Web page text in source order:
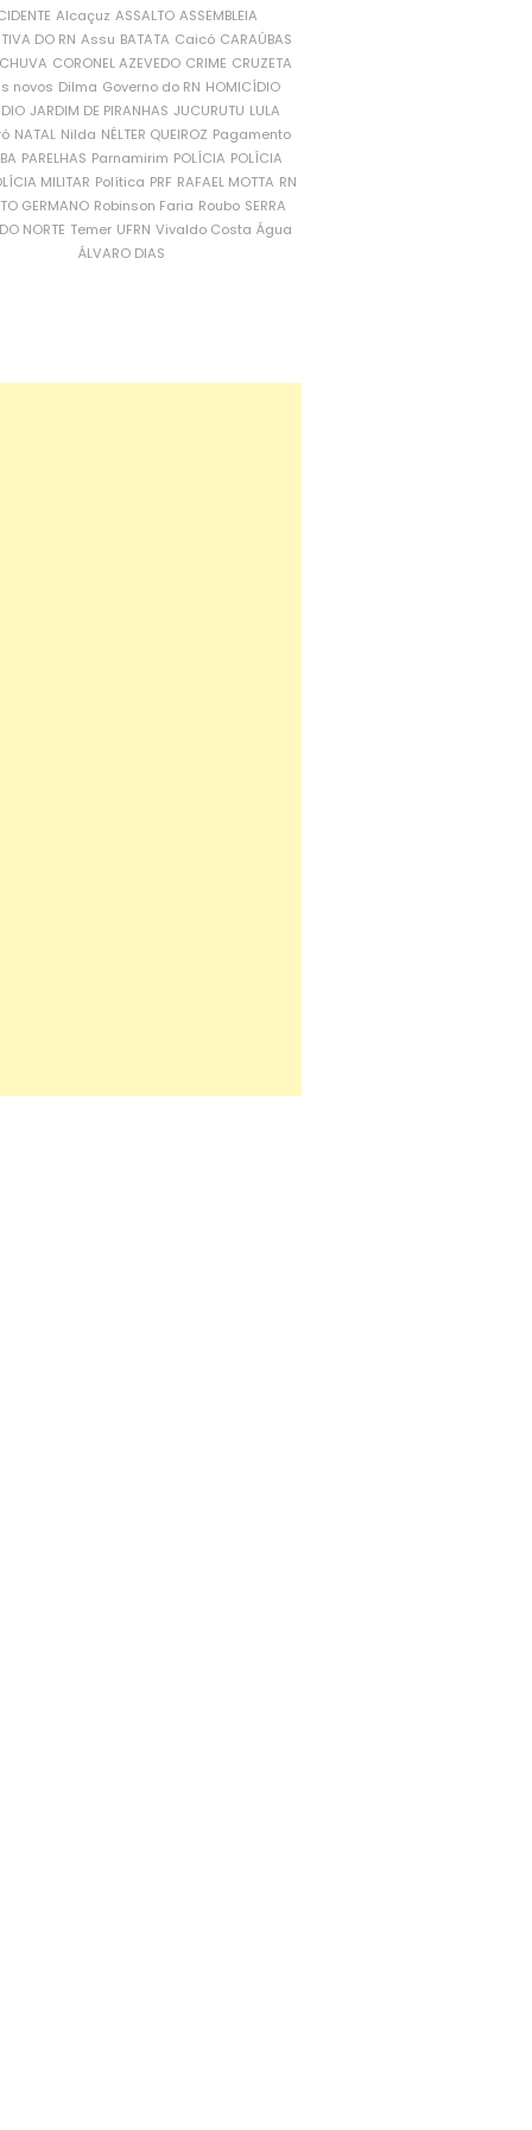
Alcaçuz ASSALTO ASSEMBLEIA
DO RN Assu BATATA Caicó CARAÚBAS
CORONEL AZEVEDO CRIME CRUZETA
novos Dilma Governo do RN HOMICÍDIO
JARDIM DE PIRANHAS JUCURUTU LULA
NATAL Nilda NÉLTER QUEIROZ Pagamento
PARELHAS Parnamirim POLÍCIA POLÍCIA
MILITAR Política PRF RAFAEL MOTTA RN
GERMANO Robinson Faria Roubo SERRA
NORTE Temer UFRN Vivaldo Costa Água
ÁLVARO DIAS